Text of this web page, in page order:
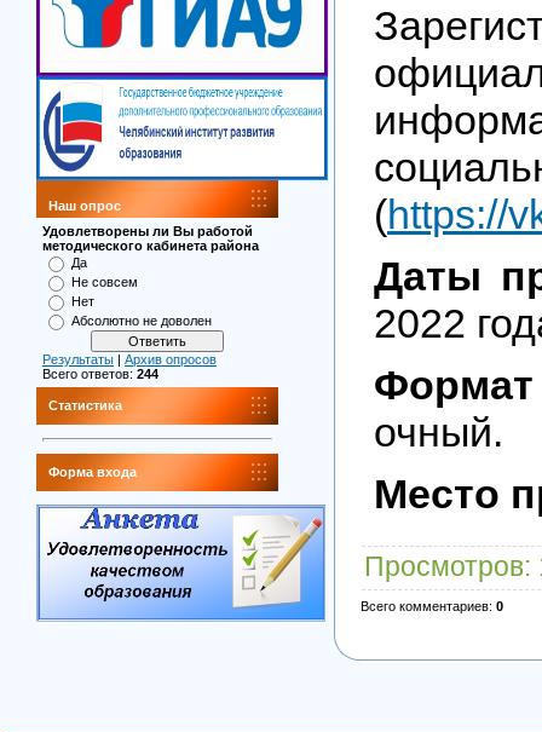
Наш опрос
Удовлетворены ли Вы работой
методического кабинета района
Да
Не совсем
Нет
Абсолютно не доволен
Результаты
Архив опросов
Всего ответов: 244
Статистика
Форма входа
(https://
Даты
2022
очный.
Место
Просмотров:
Всего комментариев: 0